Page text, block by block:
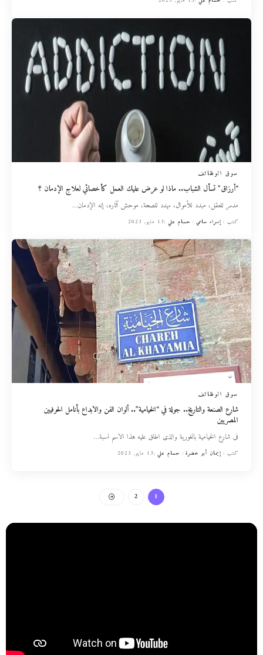
سوق الوظائف
“أرزاق” تسأل الشباب.. ماذا لو عرض عليك العمل كأخصائي لعلاج الإدمان ؟
مدمر للعقل، مبدد للأموال، مهدد للصحة، موحش آثاره، إنه الإدمان…
كتب : إسراء سامي حسام علي 13 مايو, 2023
سوق الوظائف
شارع الصنعة والتاريخ.. جولة في “الخيامية”.. ألوان الفن والابداع بأنامل الحرفيين
المصريين
فى شارع الخيامية بالغورية والذى اطلق عليه هذا الاسم نسبة…
كتب :إيمان أبو خضرة حسام علي 13 مايو, 2023
1
2